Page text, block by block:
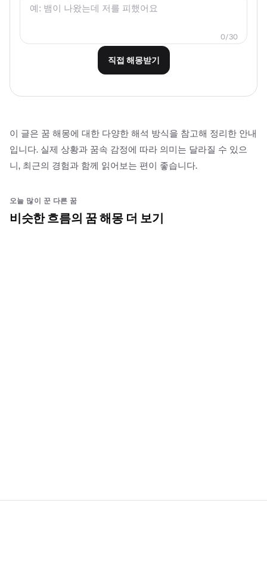
0/30
직접 해몽받기
이 글은 꿈 해몽에 대한 다양한 해석 방식을 참고해 정리한 안내
입니다. 실제 상황과 꿈속 감정에 따라 의미는 달라질 수 있으
니, 최근의 경험과 함께 읽어보는 편이 좋습니다.
오늘 많이 꾼 다른 꿈
비슷한 흐름의 꿈 해몽 더 보기